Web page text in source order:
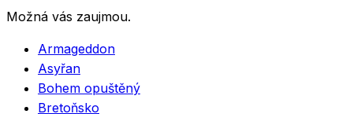
Možná vás zaujmou.
Armageddon
Asyřan
Bohem opuštěný
Bretoňsko